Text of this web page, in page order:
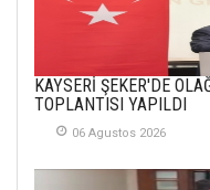
puana Ulaştı
KAYSERİ ŞEKER'DE
TOPLANTISI YAPILDI
06 Agustos 2026